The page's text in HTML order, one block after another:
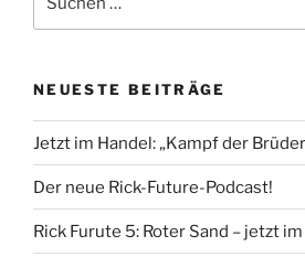
nach:
NEUESTE BEITRÄGE
Jetzt im Handel: „Kampf der
Der neue Rick-Future-Podcast!
Rick Furute 5: Roter Sand – jetzt